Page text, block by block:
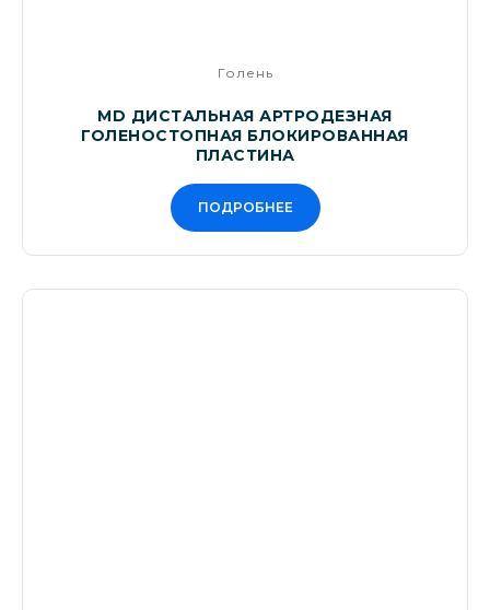
Голень
MD ДИСТАЛЬНАЯ АРТРОДЕЗНАЯ
ГОЛЕНОСТОПНАЯ БЛОКИРОВАННАЯ
ПЛАСТИНА
ПОДРОБНЕЕ